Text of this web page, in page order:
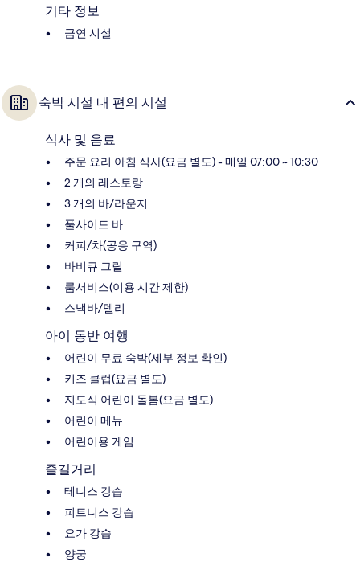
기타 정보
금연 시설
숙박 시설 내 편의 시설
식사 및 음료
주문 요리 아침 식사(요금 별도) - 매일 07:00 ~ 10:30
2 개의 레스토랑
3 개의 바/라운지
풀사이드 바
커피/차(공용 구역)
바비큐 그릴
룸서비스(이용 시간 제한)
스낵바/델리
아이 동반 여행
어린이 무료 숙박(세부 정보 확인)
키즈 클럽(요금 별도)
지도식 어린이 돌봄(요금 별도)
어린이 메뉴
어린이용 게임
즐길거리
테니스 강습
피트니스 강습
요가 강습
양궁